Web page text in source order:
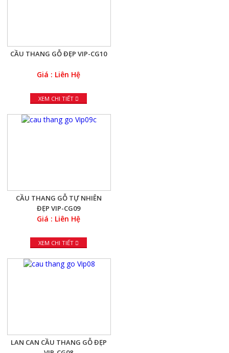
CẦU THANG GỖ ĐẸP VIP-CG10
Giá : Liên Hệ
XEM CHI TIẾT
CẦU THANG GỖ TỰ NHIÊN
ĐẸP VIP-CG09
Giá : Liên Hệ
XEM CHI TIẾT
LAN CAN CẦU THANG GỖ ĐẸP